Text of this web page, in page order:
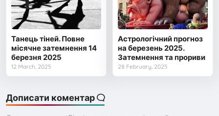
Танець тіней. Повне
місячне затемнення 14
березня 2025
12 March, 2025
Астрологічний прогноз
на березень 2025.
Затемнення та прориви
28 February, 2025
Дописати коментар